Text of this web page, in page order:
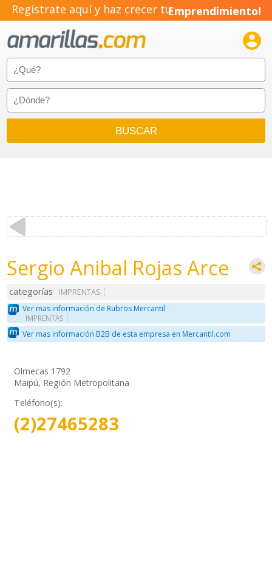
Regístrate aquí y haz crecer tuEmprendimiento!

Sergio Anibal Rojas Arce
categorías
IMPRENTAS
Ver mas información de Rubros Mercantil
IMPRENTAS
Ver mas información B2B de esta empresa en Mercantil.com
Olmecas 1792
Maipú, Región Metropolitana
Teléfono(s):
(2)27465283